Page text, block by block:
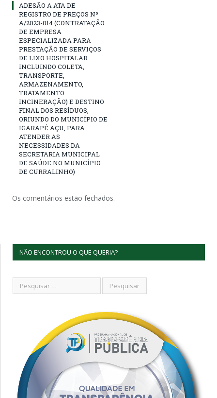
ADESÃO A ATA DE
REGISTRO DE PREÇOS Nº
A/2023-014 (CONTRATAÇÃO
DE EMPRESA
ESPECIALIZADA PARA
PRESTAÇÃO DE SERVIÇOS
DE LIXO HOSPITALAR
INCLUINDO COLETA,
TRANSPORTE,
ARMAZENAMENTO,
TRATAMENTO
INCINERAÇÃO) E DESTINO
FINAL DOS RESÍDUOS,
ORIUNDO DO MUNICÍPIO DE
IGARAPÉ AÇU, PARA
ATENDER AS
NECESSIDADES DA
SECRETARIA MUNICIPAL
DE SAÚDE NO MUNICÍPIO
DE CURRALINHO)
Os comentários estão fechados.
NÃO ENCONTROU O QUE QUERIA?